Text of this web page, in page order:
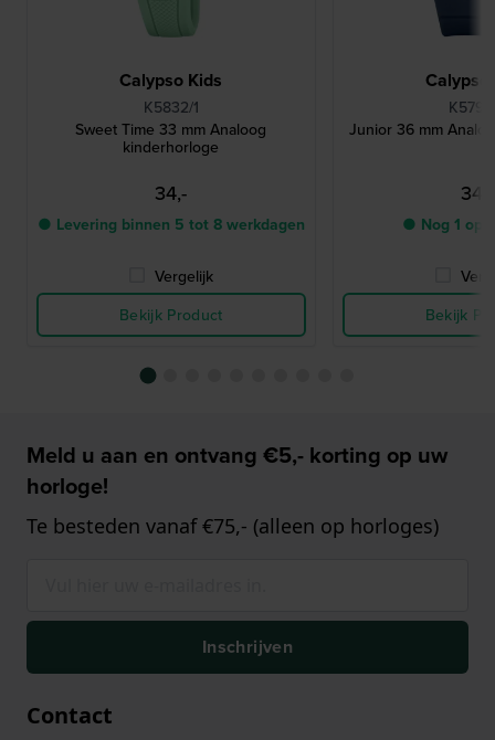
Calypso Kids
K5832/1
Sweet Time 33 mm Analoog
kinderhorloge
34,-
● Levering binnen 5 tot 8 werkdagen
Vergelijk
Bekijk Product
Calypso
Junior 36 mm
34,-
● Nog 1 op
Bekijk
Meld u aan en ontvang €5,- korting op uw
horloge!
Te besteden vanaf €75,- (alleen op horloges)
Inschrijven
Contact